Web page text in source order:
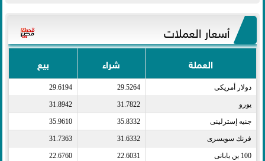
أسعار العملات
العملة شراء بيع
دولار أمريكى​ 29.5264
29.6194
يورو​ 31.7822
31.8942
جنيه إسترلينى​ 35.8332
35.9610
فرنك سويسرى​ 31.6332
31.7363
100 ين يابانى​ 22.6031
22.6760